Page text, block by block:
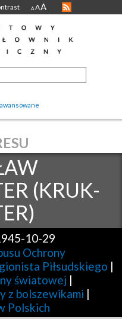
A AA
(KRUK-
10-29
Ochrony
Piłsudskiego |
światowej |
z bolszewikami |
Polskich